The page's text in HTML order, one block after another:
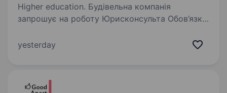
Higher education. Будівельна компанія
запрошує на роботу Юрисконсульта Обов’язки:
з контролюючими органами договірна робота
yesterday